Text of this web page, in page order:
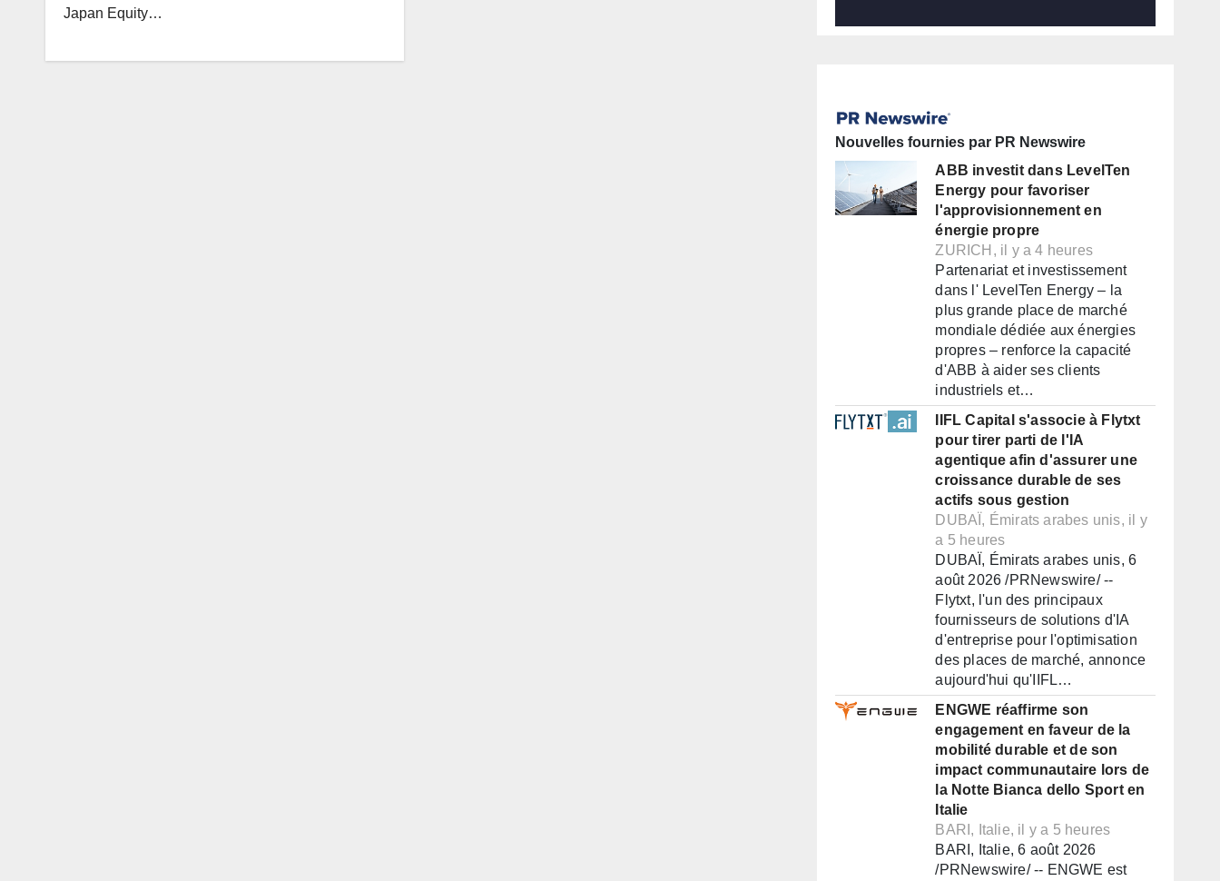
Japan Equity…
Nouvelles fournies par PR Newswire
ABB investit dans LevelTen
Energy pour favoriser
l'approvisionnement en
énergie propre
ZURICH, il y a 4 heures
Partenariat et investissement
dans l' LevelTen Energy – la
plus grande place de marché
mondiale dédiée aux énergies
propres – renforce la capacité
d'ABB à aider ses clients
industriels et…
IIFL Capital s'associe à Flytxt
pour tirer parti de l'IA
agentique afin d'assurer une
croissance durable de ses
actifs sous gestion
DUBAÏ, Émirats arabes unis, il y
a 5 heures
DUBAÏ, Émirats arabes unis, 6
août 2026 /PRNewswire/ --
Flytxt, l'un des principaux
fournisseurs de solutions d'IA
d'entreprise pour l'optimisation
des places de marché, annonce
aujourd'hui qu'IIFL…
ENGWE réaffirme son
engagement en faveur de la
mobilité durable et de son
impact communautaire lors de
la Notte Bianca dello Sport en
Italie
BARI, Italie, il y a 5 heures
BARI, Italie, 6 août 2026
/PRNewswire/ -- ENGWE est